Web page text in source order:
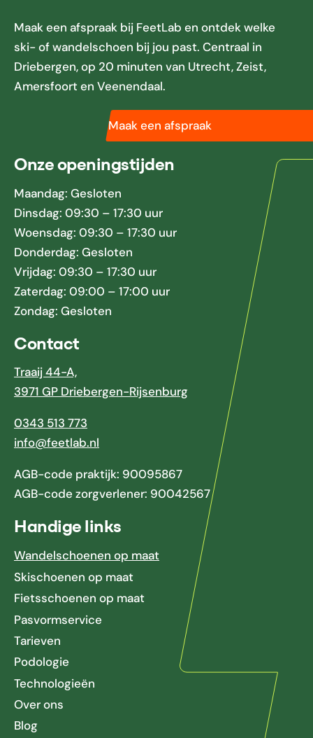
Maak een afspraak bij FeetLab en ontdek welke
ski- of wandelschoen bij jou past. Centraal in
Driebergen, op 20 minuten van Utrecht, Zeist,
Amersfoort en Veenendaal.
Maak een afspraak
Onze openingstijden
Maandag: Gesloten
Dinsdag: 09:30 – 17:30 uur
Woensdag: 09:30 – 17:30 uur
Donderdag: Gesloten
Vrijdag: 09:30 – 17:30 uur
Zaterdag: 09:00 – 17:00 uur
Zondag: Gesloten
Contact
Traaij 44-A,
3971 GP Driebergen-Rijsenburg
0343 513 773
info@feetlab.nl
AGB-code praktijk: 90095867
AGB-code zorgverlener: 90042567
Handige links
Wandelschoenen op maat
Skischoenen op maat
Fietsschoenen op maat
Pasvormservice
Tarieven
Podologie
Technologieën
Over ons
Blog